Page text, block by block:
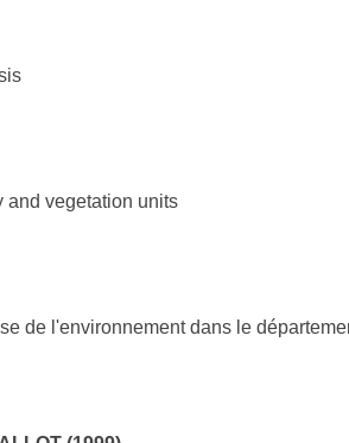
and vegetation units
de l'environnement dans le